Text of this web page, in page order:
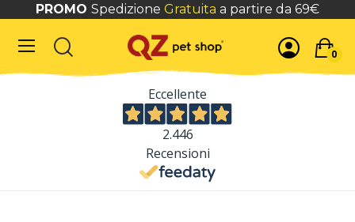
PROMO Spedizione Gratuita a partire da 69€
0
Eccellente
2.446
Recensioni